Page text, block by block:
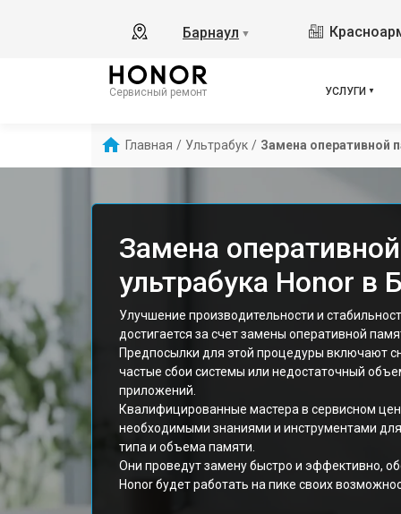
Барнаул ▼
Сервисный ремонт УСЛУГИ
Главная / Ультрабук / Замена оперативной
Замена
ультрабука Honor в
Улучшение производительности и
достигается за счет замены оперативной
Предпосылки для этой процедуры включают
частые сбои системы или недостаточный
приложений.
Квалифицированные мастера в сервисном
необходимыми знаниями и инструментами
типа и объема памяти.
Они проведут замену быстро и эффективно,
Honor будет работать на пике своих